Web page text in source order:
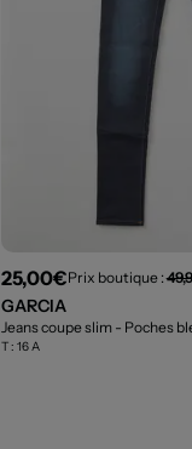
25,00€Prix boutique :
GARCIA
Jeans coupe slim - Poches
T : 16 A